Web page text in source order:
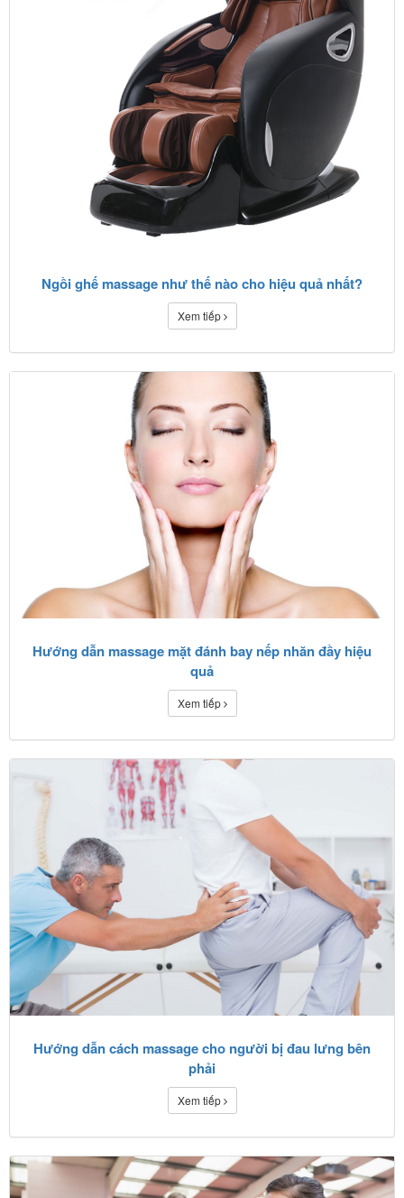
Ngồi ghế massage như thế nào cho hiệu quả nhất?
Xem tiếp
Hướng dẫn massage mặt đánh bay nếp nhăn đầy hiệu
quả
Xem tiếp
Hướng dẫn cách massage cho người bị đau lưng bên
phải
Xem tiếp